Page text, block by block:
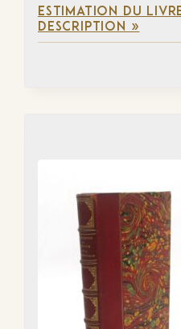
ESTIMATION DU
DESCRIPTION »